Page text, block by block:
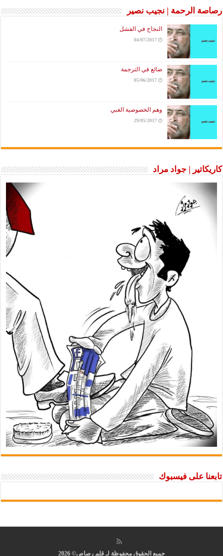
رصاصة الرحمة | نجيب نصير
النجاح في الفشل
04/07/2017
ضائع في الترجمة
05/06/2017
وهم الخصوصية الغبي
29/05/2017
كاريكاتير | جواد مراد
تابعنا على فيسبوك
جميع الحقوق محفوظة لـ قلم رصاص© 2026